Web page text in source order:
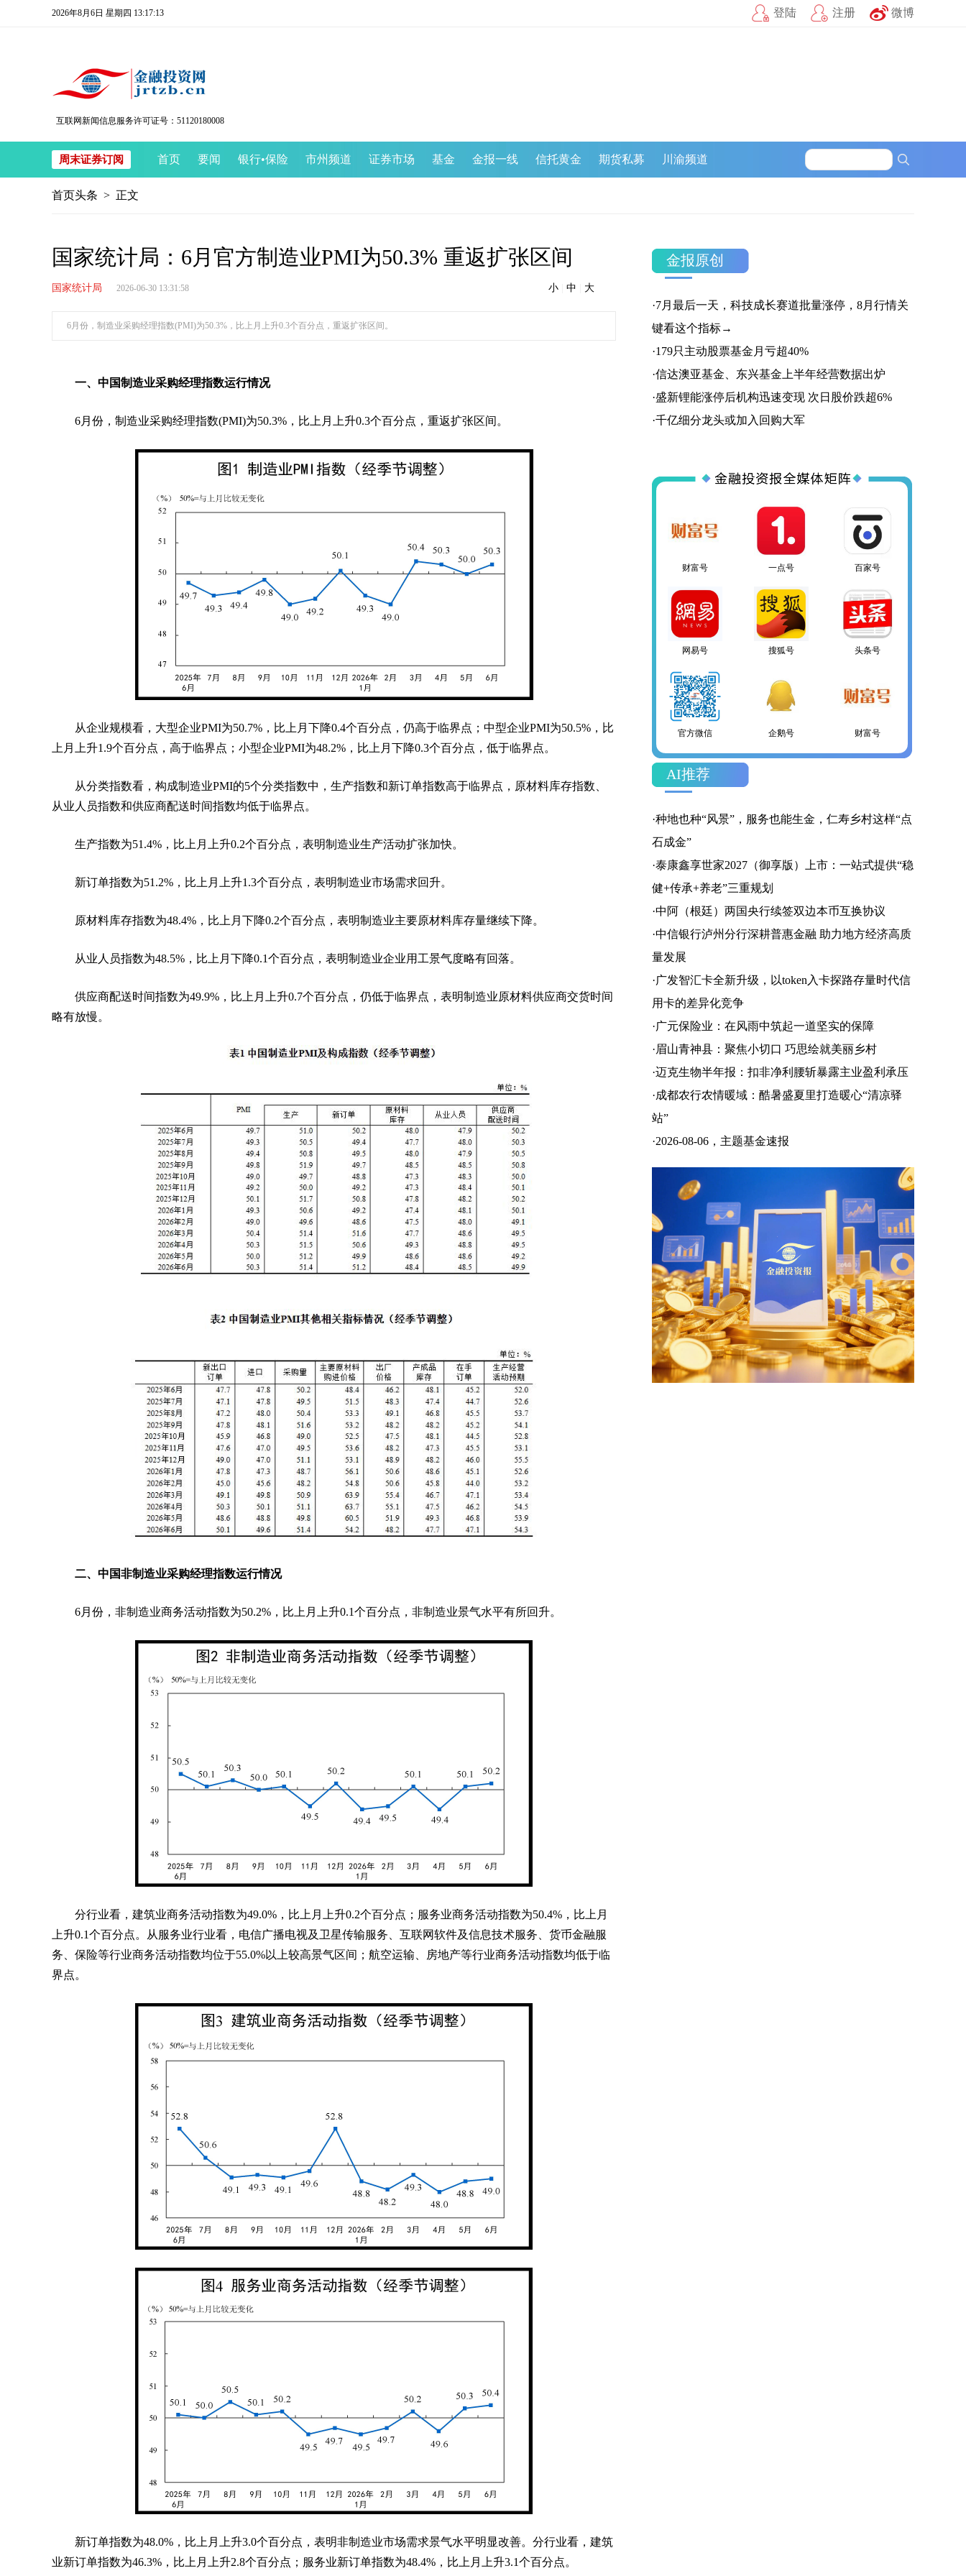
2026年8月6日 星期四 13:17:14 登陆 注册 微博
互联网新闻信息服务许可证号：51120180008
周末证券订阅 首页 要闻 银行•保险 市州频道 证券市场 基金 金报一线 信托黄金 期货私募 川渝频道
首页头条 > 正文
国家统计局：6月官方制造业PMI为50.3% 重返扩张区间
国家统计局 2026-06-30 13:31:58 小 中 大
6月份，制造业采购经理指数(PMI)为50.3%，比上月上升0.3个百分点，重返扩张区间。
一、中国制造业采购经理指数运行情况
6月份，制造业采购经理指数(PMI)为50.3%，比上月上升0.3个百分点，重返扩张区间。
从企业规模看，大型企业PMI为50.7%，比上月下降0.4个百分点，仍高于临界点；中型企业PMI为50.5%，比
上月上升1.9个百分点，高于临界点；小型企业PMI为48.2%，比上月下降0.3个百分点，低于临界点。
从分类指数看，构成制造业PMI的5个分类指数中，生产指数和新订单指数高于临界点，原材料库存指数、
从业人员指数和供应商配送时间指数均低于临界点。
生产指数为51.4%，比上月上升0.2个百分点，表明制造业生产活动扩张加快。
新订单指数为51.2%，比上月上升1.3个百分点，表明制造业市场需求回升。
原材料库存指数为48.4%，比上月下降0.2个百分点，表明制造业主要原材料库存量继续下降。
从业人员指数为48.5%，比上月下降0.1个百分点，表明制造业企业用工景气度略有回落。
供应商配送时间指数为49.9%，比上月上升0.7个百分点，仍低于临界点，表明制造业原材料供应商交货时间
略有放慢。
二、中国非制造业采购经理指数运行情况
6月份，非制造业商务活动指数为50.2%，比上月上升0.1个百分点，非制造业景气水平有所回升。
分行业看，建筑业商务活动指数为49.0%，比上月上升0.2个百分点；服务业商务活动指数为50.4%，比上月
上升0.1个百分点。从服务业行业看，电信广播电视及卫星传输服务、互联网软件及信息技术服务、货币金融服
务、保险等行业商务活动指数均位于55.0%以上较高景气区间；航空运输、房地产等行业商务活动指数均低于临
界点。
新订单指数为48.0%，比上月上升3.0个百分点，表明非制造业市场需求景气水平明显改善。分行业看，建筑
业新订单指数为46.3%，比上月上升2.8个百分点；服务业新订单指数为48.4%，比上月上升3.1个百分点。
金报原创
·7月最后一天，科技成长赛道批量涨停，8月行情关
键看这个指标→
·179只主动股票基金月亏超40%
·信达澳亚基金、东兴基金上半年经营数据出炉
·盛新锂能涨停后机构迅速变现 次日股价跌超6%
·千亿细分龙头或加入回购大军
一点号
百家号 网易号 搜狐号
头条号 官方微信 企鹅号
财富号 一点号 百家号
网易号 搜狐号 头条号
官方微信 企鹅号 财富号
一点号 百家号 网易号
AI推荐
·种地也种“风景”，服务也能生金，仁寿乡村这样“点
石成金”
·泰康鑫享世家2027（御享版）上市：一站式提供“稳
健+传承+养老”三重规划
·中阿（根廷）两国央行续签双边本币互换协议
·中信银行泸州分行深耕普惠金融 助力地方经济高质
量发展
·广发智汇卡全新升级，以token入卡探路存量时代信
用卡的差异化竞争
·广元保险业：在风雨中筑起一道坚实的保障
·眉山青神县：聚焦小切口 巧思绘就美丽乡村
·迈克生物半年报：扣非净利腰斩暴露主业盈利承压
·成都农行农情暖域：酷暑盛夏里打造暖心“清凉驿
站”
·2026-08-06，主题基金速报